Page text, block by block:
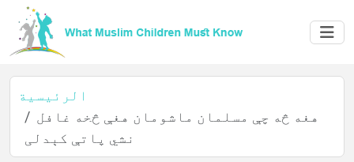
الرئيسية
هغه څه چې مسلمان ماشومان هغې څخه غافل
نشي پاتې کېدلی